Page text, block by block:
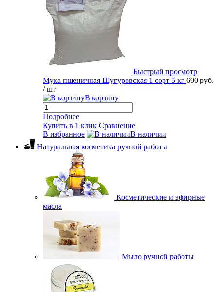
Быстрый просмотр
Мука пшеничная Шугуровская 1 сорт 5 кг 690 руб.
/ шт
В корзину
Подробнее
Купить в 1 клик Сравнение
В избранное
В наличии
Натуральная косметика ручной работы
Косметические и эфирные
масла
Мыло ручной работы